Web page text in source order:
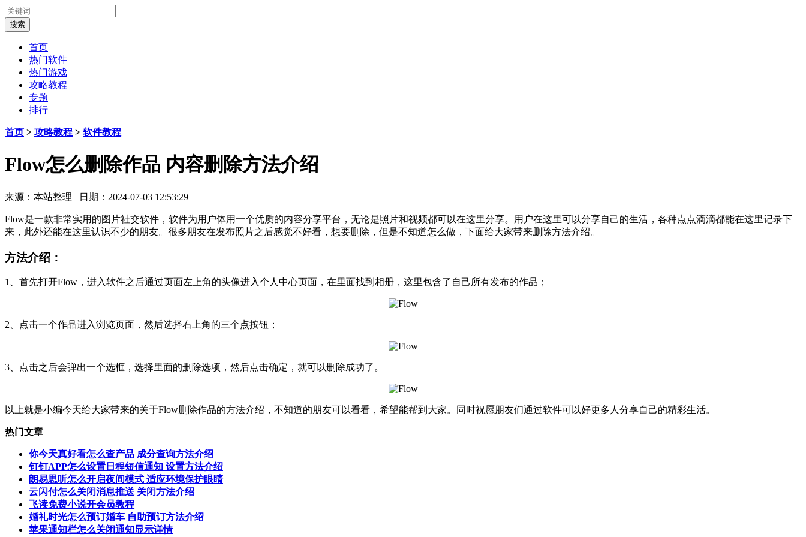
首页
热门软件
热门游戏
攻略教程
专题
排行
首页 > 攻略教程 > 软件教程
Flow怎么删除作品 内容删除方法介绍
来源：本站整理 日期：2024-07-03 12:53:29
Flow是一款非常实用的图片社交软件，软件为用户体用一个优质的内容分享平台，无论是照片和视频都可以在这里分享。用户在这里可以分享自己的生活，各种点点滴滴都能在这里记录下
来，此外还能在这里认识不少的朋友。很多朋友在发布照片之后感觉不好看，想要删除，但是不知道怎么做，下面给大家带来删除方法介绍。
方法介绍：
1、首先打开Flow，进入软件之后通过页面左上角的头像进入个人中心页面，在里面找到相册，这里包含了自己所有发布的作品；
2、点击一个作品进入浏览页面，然后选择右上角的三个点按钮；
3、点击之后会弹出一个选框，选择里面的删除选项，然后点击确定，就可以删除成功了。
以上就是小编今天给大家带来的关于Flow删除作品的方法介绍，不知道的朋友可以看看，希望能帮到大家。同时祝愿朋友们通过软件可以好更多人分享自己的精彩生活。
热门文章
你今天真好看怎么查产品 成分查询方法介绍
钉钉APP怎么设置日程短信通知 设置方法介绍
朗易思听怎么开启夜间模式 适应环境保护眼睛
云闪付怎么关闭消息推送 关闭方法介绍
飞读免费小说开会员教程
婚礼时光怎么预订婚车 自助预订方法介绍
苹果通知栏怎么关闭通知显示详情